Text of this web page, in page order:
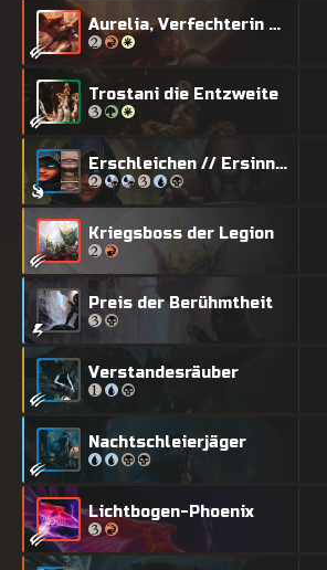
Aurelia, Verfechterin des Rechts
Trostani die Entzweite
Erschleichen // Ersinnen
Kriegsboss der Legion
Preis der Berühmtheit
Verstandesräuber
Nachtschleierjäger
Lichtbogen-Phoenix